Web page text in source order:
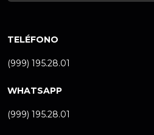
TELÉFONO
(999) 195.28.01
WHATSAPP
(999) 195.28.01